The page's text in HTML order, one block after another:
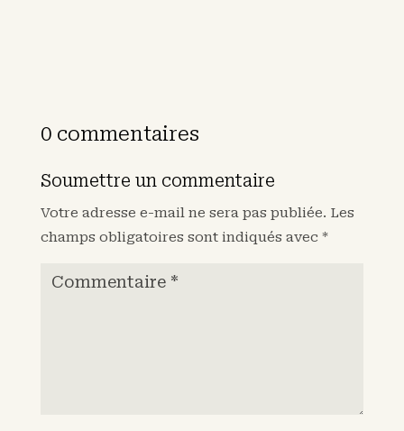
0 commentaires
Soumettre un commentaire
Votre adresse e-mail ne sera pas publiée. Les
champs obligatoires sont indiqués avec *